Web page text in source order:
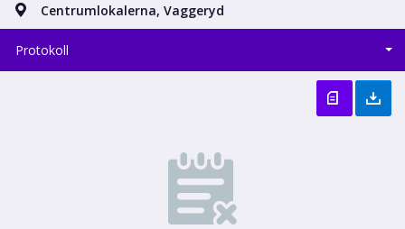
Centrumlokalerna, Vaggeryd
Protokoll